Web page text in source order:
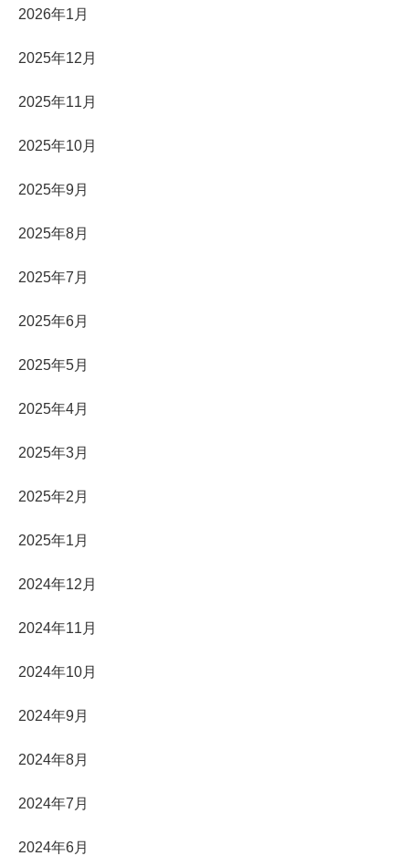
2026年1月
2025年12月
2025年11月
2025年10月
2025年9月
2025年8月
2025年7月
2025年6月
2025年5月
2025年4月
2025年3月
2025年2月
2025年1月
2024年12月
2024年11月
2024年10月
2024年9月
2024年8月
2024年7月
2024年6月